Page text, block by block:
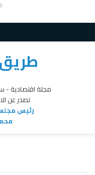
مجلة اقتصادية -
تصدر عن
رئيس مجلس